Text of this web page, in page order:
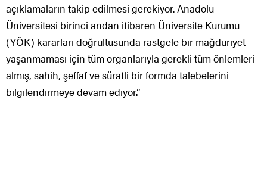
açıklamaların takip edilmesi gerekiyor. Anadolu
Üniversitesi birinci andan itibaren Üniversite Kurumu
(YÖK) kararları doğrultusunda rastgele bir mağduriyet
yaşanmaması için tüm organlarıyla gerekli tüm önlemleri
almış, sahih, şeffaf ve süratli bir formda talebelerini
bilgilendirmeye devam ediyor.”